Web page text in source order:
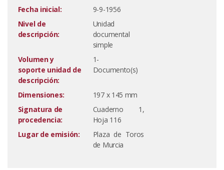
Fecha inicial:
9-9-1956
Nivel de
descripción:
Unidad
documental
simple
Volumen y
soporte unidad de
descripción:
1-
Documento(s)
Dimensiones:
197 x 145 mm
Signatura de
procedencia:
Cuaderno 1,
Hoja 116
Lugar de emisión:
Plaza de Toros
de Murcia